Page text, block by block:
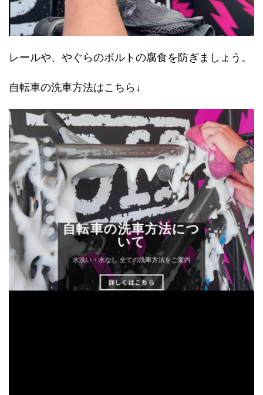
レールや、やぐらのボルトの腐食を防ぎましょう。
自転車の洗車方法はこちら↓
自転車の洗車方法につ
いて
水洗い・水なし 全ての洗車方法をご案内
詳しくはこちら